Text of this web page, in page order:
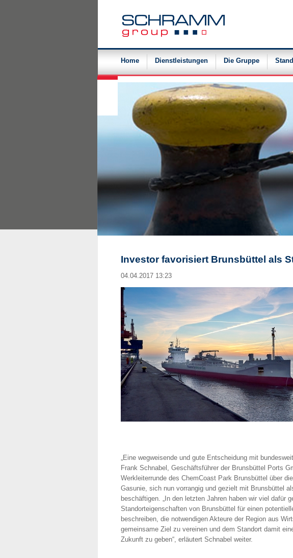
Navigation
überspringen
Home Dienstleistungen Die Gruppe
Investor favorisiert Brunsbüttel als
04.04.2017 13:23
„Eine wegweisende und gute Entscheidung mit
Frank Schnabel, Geschäftsführer der Brunsbüttel Ports
Werkleiterrunde des ChemCoast Park Brunsbüttel über
Gasunie, sich nun vorrangig und gezielt mit Brunsbüttel
beschäftigen. „In den letzten Jahren haben wir viel dafür
Standorteigenschaften von Brunsbüttel für einen
beschreiben, die notwendigen Akteure der Region aus
gemeinsame Ziel zu vereinen und dem Standort damit
Zukunft zu geben“, erläutert Schnabel weiter.